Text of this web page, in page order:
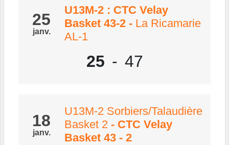
25
janv.
U13M-2 : CTC Velay
Basket 43-2 - La Ricamarie
AL-1
25 - 47
18
janv.
U13M-2 Sorbiers/Talaudière
Basket 2 - CTC Velay
Basket 43 - 2